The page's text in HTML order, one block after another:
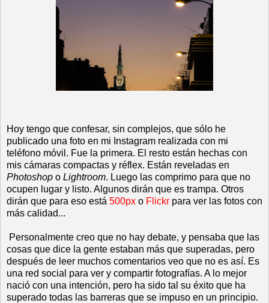
Hoy tengo que confesar, sin complejos, que sólo he
publicado una foto en mi Instagram realizada con mi
teléfono móvil. Fue la primera. El resto están hechas con
mis cámaras compactas y réflex. Están reveladas en
Photoshop o Lightroom. Luego las comprimo para que no
ocupen lugar y listo. Algunos dirán que es trampa. Otros
dirán que para eso está 500px o Flickr para ver las fotos con
más calidad...
Personalmente creo que no hay debate, y pensaba que las
cosas que dice la gente estaban más que superadas, pero
después de leer muchos comentarios veo que no es así. Es
una red social para ver y compartir fotografías. A lo mejor
nació con una intención, pero ha sido tal su éxito que ha
superado todas las barreras que se impuso en un principio.